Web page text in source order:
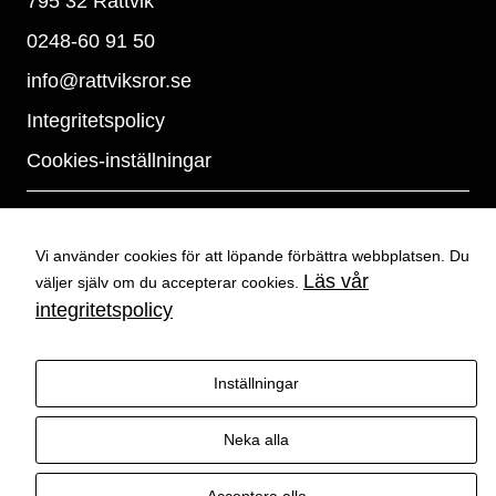
0248-60 91 50
info@rattviksror.se
Integritetspolicy
Cookies-inställningar
Vi använder cookies för att löpande förbättra webbplatsen. Du
väljer själv om du accepterar cookies. Läs vår
integritetspolicy
Inställningar
Neka alla
Det
som om
dina
ar hindrar